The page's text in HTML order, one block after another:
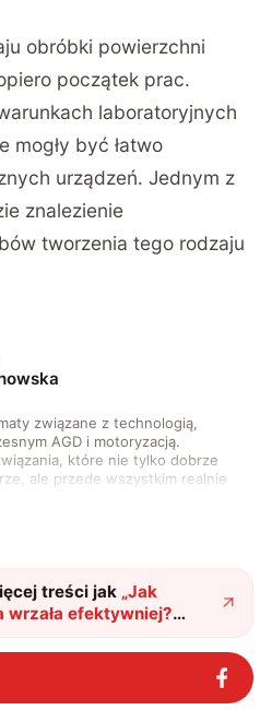
obróbki powierzchni
początek prac.
laboratoryjnych
mogły być łatwo
urządzeń. Jednym z
znalezienie
tworzenia tego rodzaju
związane z technologią,
AGD i motoryzacją.
które nie tylko dobrze
ale przede wszystkim realnie
na co dzień. Ukończyłam
treści jak „Jak
efektywniej?
na to sposób"?